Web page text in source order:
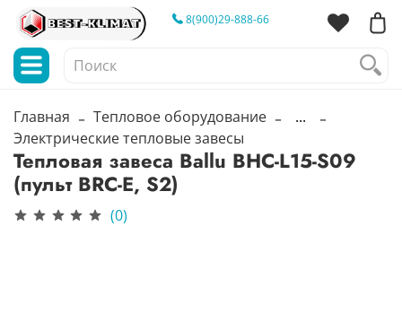
8(900)29-888-66
Главная Тепловое оборудование
...
Электрические тепловые завесы
Тепловая завеса Ballu BHC-L15-S09
(пульт BRC-E, S2)
(0)